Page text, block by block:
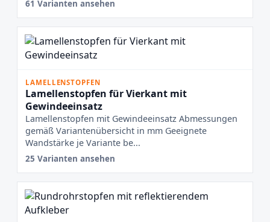
61 Varianten ansehen
LAMELLENSTOPFEN
Lamellenstopfen für Vierkant mit
Gewindeeinsatz
Lamellenstopfen mit Gewindeeinsatz Abmessungen
gemäß Variantenübersicht in mm Geeignete
Wandstärke je Variante be...
25 Varianten ansehen